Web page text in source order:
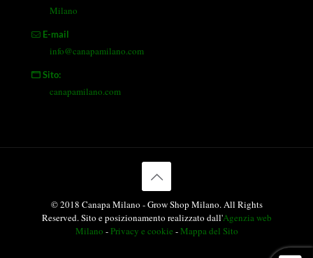
Milano
E-mail
info@canapamilano.com
Sito:
canapamilano.com
© 2018 Canapa Milano - Grow Shop Milano. All Rights
Reserved. Sito e posizionamento realizzato dall'Agenzia web
Milano -Privacy e cookie -Mappa del Sito